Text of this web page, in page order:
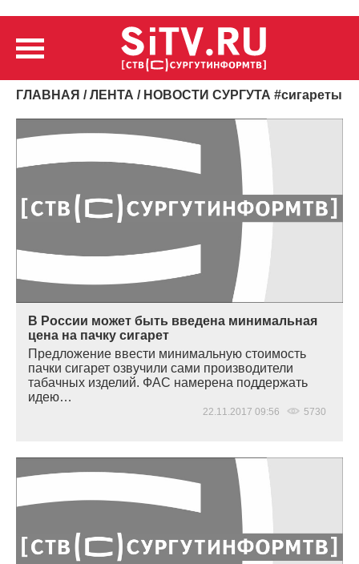
ГЛАВНАЯ /ЛЕНТА / НОВОСТИ СУРГУТА #сигареты
В России может быть введена минимальная
цена на пачку сигарет
Предложение ввести минимальную стоимость
пачки сигарет озвучили сами производители
табачных изделий. ФАС намерена поддержать
идею…
22.11.2017 09:56 5730